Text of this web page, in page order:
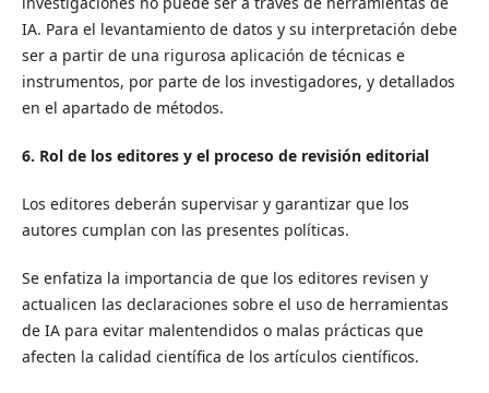
IA. Para el levantamiento de datos y su interpretación debe
ser a partir de una rigurosa aplicación de técnicas e
instrumentos, por parte de los investigadores, y detallados
en el apartado de métodos.
6. Rol de los editores y el proceso de revisión editorial
Los editores deberán supervisar y garantizar que los
autores cumplan con las presentes políticas.
Se enfatiza la importancia de que los editores revisen y
actualicen las declaraciones sobre el uso de herramientas
de IA para evitar malentendidos o malas prácticas que
afecten la calidad científica de los artículos científicos.